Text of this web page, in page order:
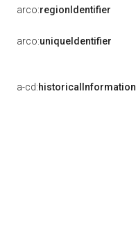
arco:regionIdentifier
arco:uniqueIdentifier
a-cd:historicalInformation